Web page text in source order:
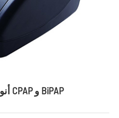
أنواع ومزايا أجهزة التهوية CPAP و BiPAP